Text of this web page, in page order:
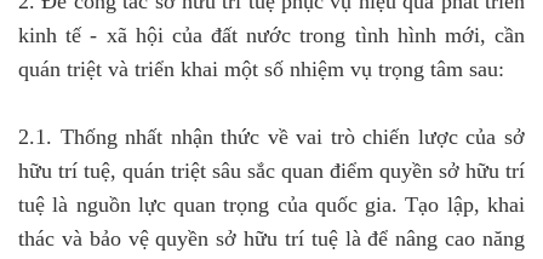
kinh tế - xã hội của đất nước trong tình hình mới, cần
quán triệt và triển khai một số nhiệm vụ trọng tâm sau:
2.1. Thống nhất nhận thức về vai trò chiến lược của sở
hữu trí tuệ, quán triệt sâu sắc quan điểm quyền sở hữu trí
tuệ là nguồn lực quan trọng của quốc gia. Tạo lập, khai
thác và bảo vệ quyền sở hữu trí tuệ là để nâng cao năng